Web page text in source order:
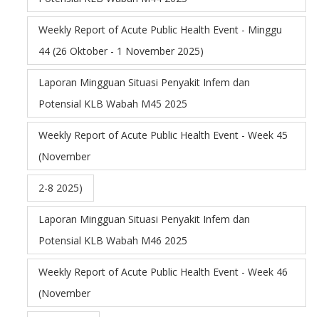
Weekly Report of Acute Public Health Event - Minggu
44 (26 Oktober - 1 November 2025)
Laporan Mingguan Situasi Penyakit Infem dan
Potensial KLB Wabah M45 2025
Weekly Report of Acute Public Health Event - Week 45
(November
2-8 2025)
Laporan Mingguan Situasi Penyakit Infem dan
Potensial KLB Wabah M46 2025
Weekly Report of Acute Public Health Event - Week 46
(November